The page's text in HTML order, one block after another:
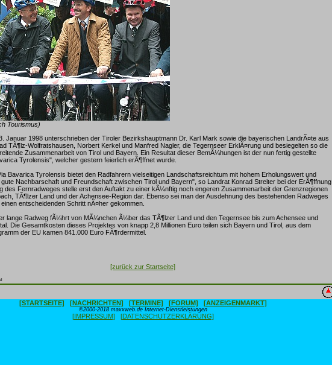
Tourismus)
Januar 1998 unterschrieben der Tiroler Bezirkshauptmann Dr. Karl Mark sowie die bayerischen LandrÃ¤te aus
TÃ¶lz-Wolfratshausen, Norbert Kerkel und Manfred Nagler, die Tegernseer ErklÃ¤rung und besiegelten so die
Zusammenarbeit von Tirol und Bayern. Ein Resultat dieser BemÃ¼hungen ist der nun fertig gestellte
Tyrolensis", welcher gestern feierlich erÃ¶ffnet wurde.
Bavarica Tyrolensis bietet den Radfahrern vielseitigen Landschaftsreichtum mit hohem Erholungswert und
Nachbarschaft und Freundschaft zwischen Tirol und Bayern", so Landrat Konrad Streiter bei der ErÃ¶ffnung.
des Fernradweges stelle erst den Auftakt zu einer kÃ¼nftig noch engeren Zusammenarbeit der Grenzregionen
TÃ¶lzer Land und der Achensee-Region dar. Ebenso sei man der Ausdehnung des bestehenden Radweges
entscheidenden Schritt nÃ¤her gekommen.
lange Radweg fÃ¼hrt von MÃ¼nchen Ã¼ber das TÃ¶lzer Land und den Tegernsee bis zum Achensee und
Die Gesamtkosten dieses Projektes von knapp 2,8 Millionen Euro teilen sich Bayern und Tirol, aus dem
der EU kamen 841.000 Euro FÃ¶rdermittel.
[zurück zur Startseite]
[STARTSEITE] [NACHRICHTEN] [TERMINE] [FORUM] [ANZEIGENMARKT]
©2000-2018 maxxweb.de Internet-Dienstleistungen
[IMPRESSUM] [DATENSCHUTZERKLÄRUNG]